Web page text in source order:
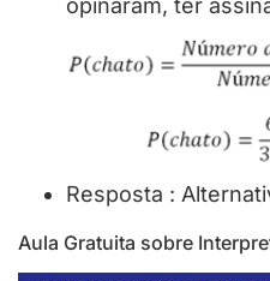
opinaram, ter
Resposta :
Aula Gratuita sobre